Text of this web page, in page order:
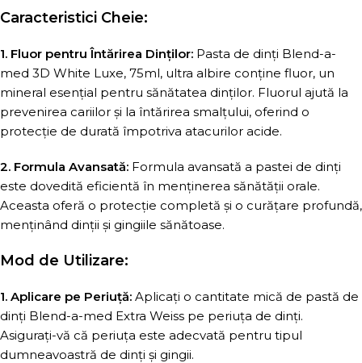
Caracteristici Cheie:
1. Fluor pentru Întărirea Dinților: Pasta de dinți Blend-a-
med 3D White Luxe, 75ml, ultra albire conține fluor, un
mineral esențial pentru sănătatea dinților. Fluorul ajută la
prevenirea cariilor și la întărirea smalțului, oferind o
protecție de durată împotriva atacurilor acide.
2. Formula Avansată: Formula avansată a pastei de dinți
este dovedită eficientă în menținerea sănătății orale.
Aceasta oferă o protecție completă și o curățare profundă,
menținând dinții și gingiile sănătoase.
Mod de Utilizare:
1. Aplicare pe Periuță: Aplicați o cantitate mică de pastă de
dinți Blend-a-med Extra Weiss pe periuța de dinți.
Asigurați-vă că periuța este adecvată pentru tipul
dumneavoastră de dinți și gingii.